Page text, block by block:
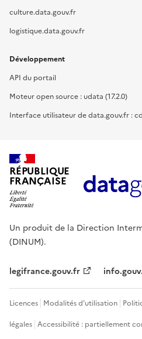
culture.data.gouv.fr
logistique.data.gouv.fr
Développement
API du portail
Moteur open source : udata (17.2.0)
Interface utilisateur de data.gouv.fr :
RÉPUBLIQUE
FRANÇAISE
Un produit de la Direction
(DINUM).
legifrance.gouv.fr
Licences Modalités d'utilisation
légales Accessibilité : partiellement